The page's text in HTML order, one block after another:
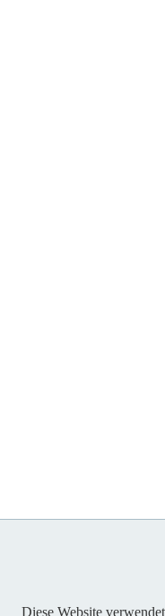
Diese Website